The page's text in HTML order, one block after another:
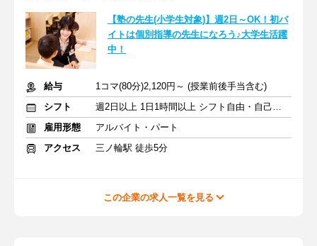
【塾の先生(小学生対象)】週2日～OK！初バ
イトは個別指導の先生になろう♪大学生活躍
中！
給与
1コマ(80分)2,120円～ (授業前後手当含む)
シフト
週2日以上 1日1時間以上 シフト自由・自己申告
雇用形態
アルバイト・パート
アクセス
三ノ輪駅 徒歩5分
この企業の求人一覧を見る